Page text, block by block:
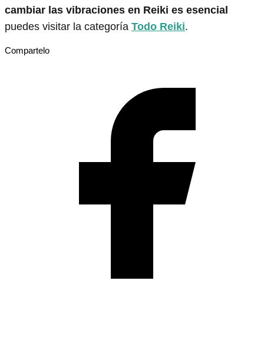
cambiar las vibraciones en Reiki es esencial
puedes visitar la categoría Todo Reiki.
Compartelo